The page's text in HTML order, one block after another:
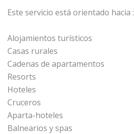
Este servicio está orientado hacia :
Alojamientos turísticos
Casas rurales
Cadenas de apartamentos
Resorts
Hoteles
Cruceros
Aparta-hoteles
Balnearios y spas